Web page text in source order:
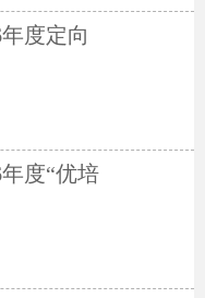
度定向
度“优培